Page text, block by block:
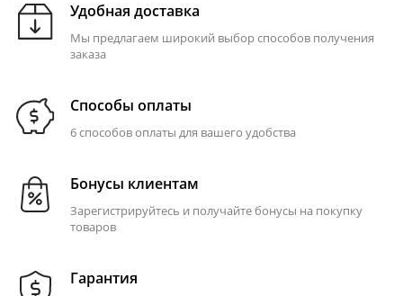
Удобная доставка
Мы предлагаем широкий выбор способов получения
заказа
Способы оплаты
6 способов оплаты для вашего удобства
Бонусы клиентам
Зарегистрируйтесь и получайте бонусы на покупку
товаров
Гарантия